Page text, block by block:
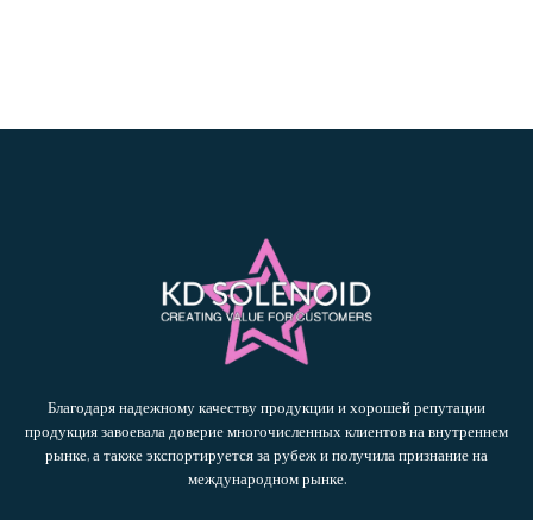
Благодаря надежному качеству продукции и хорошей репутации
продукция завоевала доверие многочисленных клиентов на внутреннем
рынке, а также экспортируется за рубеж и получила признание на
международном рынке.